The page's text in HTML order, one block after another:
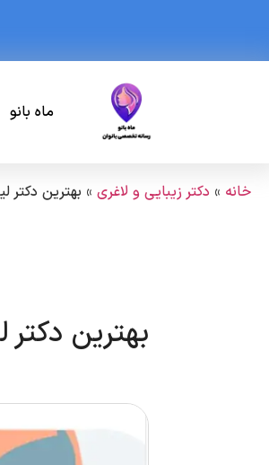
ماه بانو
خانه » دکتر زیبایی و لاغری » بهترین دکتر
بهترین